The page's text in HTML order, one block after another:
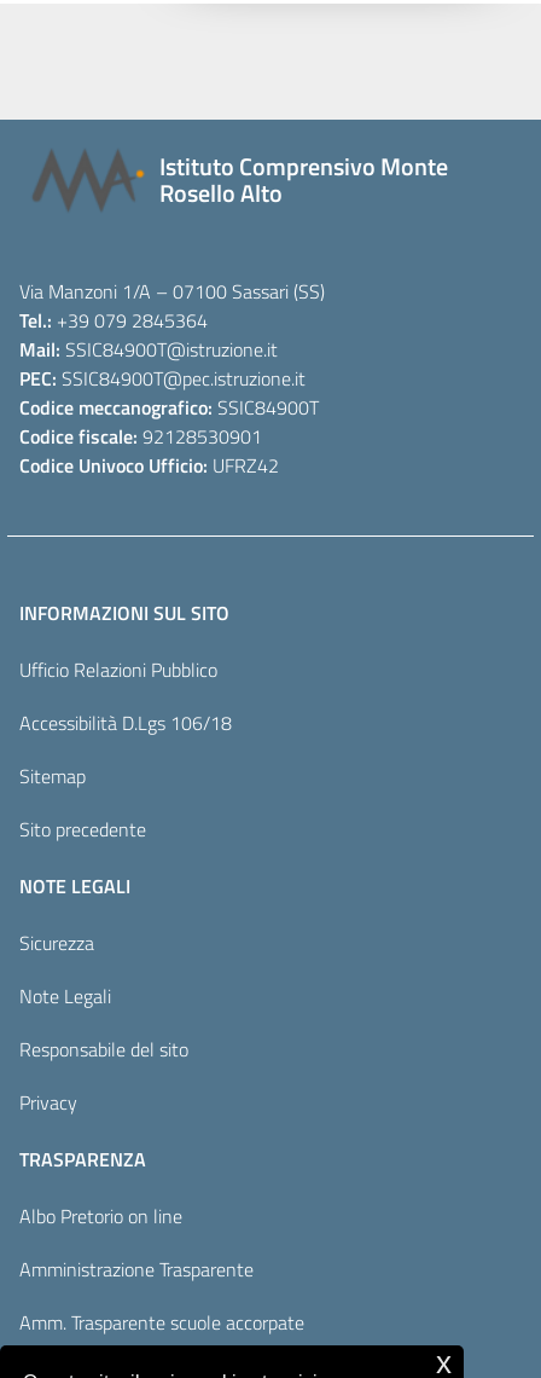
Istituto Comprensivo Monte
Rosello Alto
Via Manzoni 1/A – 07100 Sassari (SS)
Tel.: +39 079 2845364
Mail: SSIC84900T@istruzione.it
PEC: SSIC84900T@pec.istruzione.it
Codice meccanografico: SSIC84900T
Codice fiscale: 92128530901
Codice Univoco Ufficio: UFRZ42
INFORMAZIONI SUL SITO
Ufficio Relazioni Pubblico
Accessibilità D.Lgs 106/18
Sitemap
Sito precedente
NOTE LEGALI
Sicurezza
Note Legali
Responsabile del sito
Privacy
TRASPARENZA
Albo Pretorio on line
Amministrazione Trasparente
Amm. Trasparente scuole accorpate
x